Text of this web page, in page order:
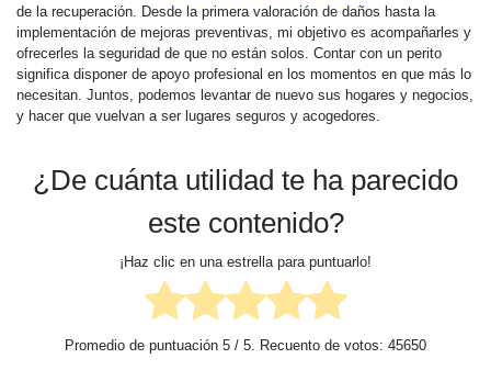
de la recuperación. Desde la primera valoración de daños hasta la
implementación de mejoras preventivas, mi objetivo es acompañarles y
ofrecerles la seguridad de que no están solos. Contar con un perito
significa disponer de apoyo profesional en los momentos en que más lo
necesitan. Juntos, podemos levantar de nuevo sus hogares y negocios,
y hacer que vuelvan a ser lugares seguros y acogedores.
¿De cuánta utilidad te ha parecido
este contenido?
¡Haz clic en una estrella para puntuarlo!
Promedio de puntuación 5 / 5. Recuento de votos: 45650